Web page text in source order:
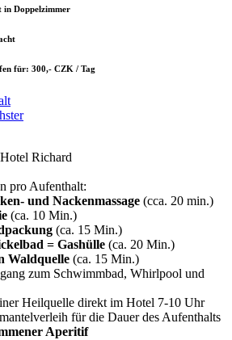
in Doppelzimmer
für: 300,- CZK / Tag
Richard
pro Aufenthalt:
und Nackenmassage (cca. 20 min.)
(ca. 10 Min.)
(ca. 15 Min.)
= Gashülle (ca. 20 Min.)
Waldquelle (ca. 15 Min.)
zum Schwimmbad, Whirlpool und
Heilquelle direkt im Hotel 7-10 Uhr
für die Dauer des Aufenthalts
Aperitif